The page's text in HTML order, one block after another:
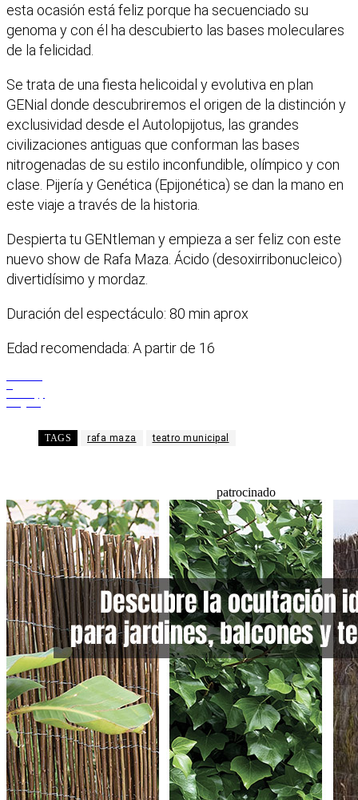
esta ocasión está feliz porque ha secuenciado su
genoma y con él ha descubierto las bases moleculares
de la felicidad.
Se trata de una fiesta helicoidal y evolutiva en plan
GENial donde descubriremos el origen de la distinción y
exclusividad desde el Autolopijotus, las grandes
civilizaciones antiguas que conforman las bases
nitrogenadas de su estilo inconfundible, olímpico y con
clase. Pijería y Genética (Epijonética) se dan la mano en
este viaje a través de la historia.
Despierta tu GENtleman y empieza a ser feliz con este
nuevo show de Rafa Maza. Ácido (desoxirribonucleico)
divertidísimo y mordaz.
Duración del espectáculo: 80 min aprox
Edad recomendada: A partir de 16
TAGS rafa maza teatro municipal
patrocinado